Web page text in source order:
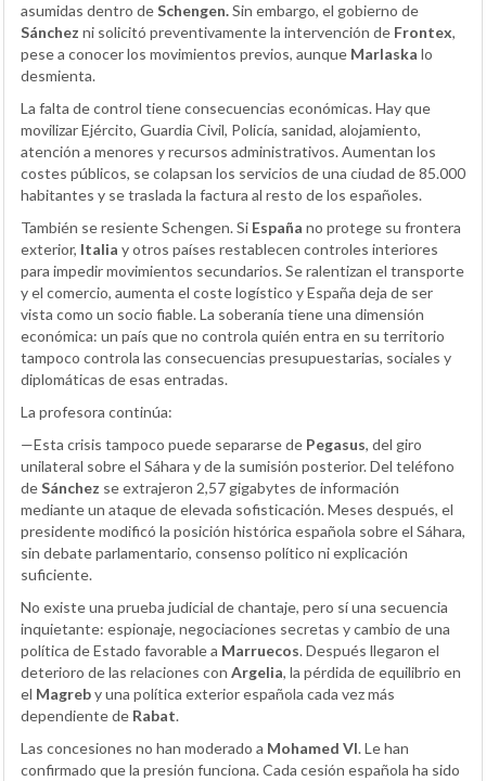
asumidas dentro deSchengen.Sin embargo, el gobierno de
Sánchez ni solicitó preventivamente la intervención de Frontex,
pese a conocer los movimientos previos, aunque Marlaska lo
desmienta.
La falta de control tiene consecuencias económicas. Hay que
movilizar Ejército, Guardia Civil, Policía, sanidad, alojamiento,
atención a menores y recursos administrativos. Aumentan los
costes públicos, se colapsan los servicios de una ciudad de 85.000
habitantes y se traslada la factura al resto de los españoles.
También se resiente Schengen. Si España no protege su frontera
exterior, Italia y otros países restablecen controles interiores
para impedir movimientos secundarios. Se ralentizan el transporte
y el comercio, aumenta el coste logístico y España deja de ser
vista como un socio fiable. La soberanía tiene una dimensión
económica: un país que no controla quién entra en su territorio
tampoco controla las consecuencias presupuestarias, sociales y
diplomáticas de esas entradas.
La profesora continúa:
—Esta crisis tampoco puede separarse de Pegasus, del giro
unilateral sobre el Sáhara y de la sumisión posterior. Del teléfono
deSánchez se extrajeron 2,57 gigabytes de información
mediante un ataque de elevada sofisticación. Meses después, el
presidente modificó la posición histórica española sobre el Sáhara,
sin debate parlamentario, consenso político ni explicación
suficiente.
No existe una prueba judicial de chantaje, pero sí una secuencia
inquietante: espionaje, negociaciones secretas y cambio de una
política de Estado favorable a Marruecos. Después llegaron el
deterioro de las relaciones con Argelia, la pérdida de equilibrio en
el Magreby una política exterior española cada vez más
dependiente de Rabat.
Las concesiones no han moderado a Mohamed VI. Le han
confirmado que la presión funciona. Cada cesión española ha sido